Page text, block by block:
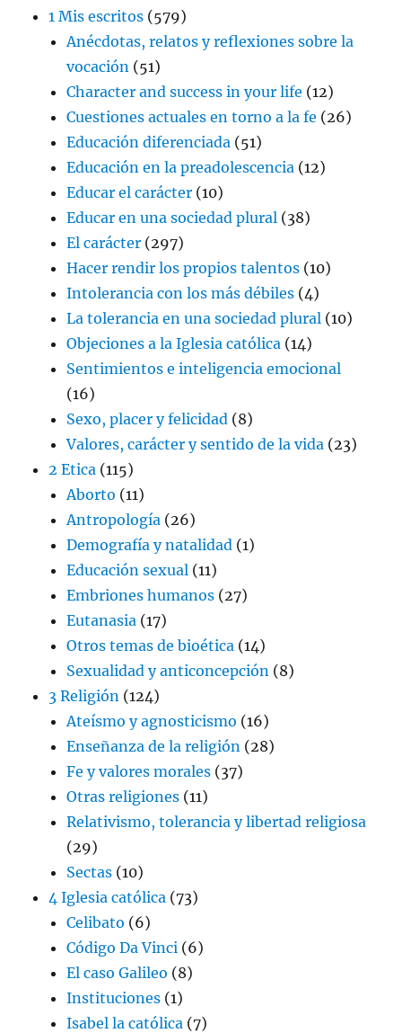
1 Mis escritos (579)
Anécdotas, relatos y reflexiones sobre la
vocación (51)
Character and success in your life (12)
Cuestiones actuales en torno a la fe (26)
Educación diferenciada (51)
Educación en la preadolescencia (12)
Educar el carácter (10)
Educar en una sociedad plural (38)
El carácter (297)
Hacer rendir los propios talentos (10)
Intolerancia con los más débiles (4)
La tolerancia en una sociedad plural (10)
Objeciones a la Iglesia católica (14)
Sentimientos e inteligencia emocional
(16)
Sexo, placer y felicidad (8)
Valores, carácter y sentido de la vida (23)
2 Etica (115)
Aborto (11)
Antropología (26)
Demografía y natalidad (1)
Educación sexual (11)
Embriones humanos (27)
Eutanasia (17)
Otros temas de bioética (14)
Sexualidad y anticoncepción (8)
3 Religión (124)
Ateísmo y agnosticismo (16)
Enseñanza de la religión (28)
Fe y valores morales (37)
Otras religiones (11)
Relativismo, tolerancia y libertad religiosa
(29)
Sectas (10)
4 Iglesia católica (73)
Celibato (6)
Código Da Vinci (6)
El caso Galileo (8)
Instituciones (1)
Isabel la católica (7)